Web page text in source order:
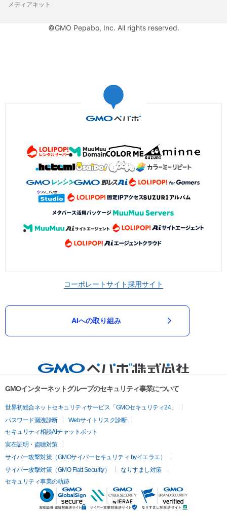
メディアキット
©GMO Pepabo, Inc. All rights reserved.
コーポレートサイト採用サイト
AIへの取り組み
GMOインターネットグループのセキュリティ事業について
世界初総合ネットセキュリティサービス「GMOセキュリティ24」
パスワード漏洩診断
Webサイトリスク診断
セキュリティ相談AIチャットボット
実在証明・盗聴対策
サイバー攻撃対策（GMOサイバーセキュリティ byイエラエ）
サイバー攻撃対策（GMO Flatt Security）
なりすまし対策
セキュリティ事業の軌跡